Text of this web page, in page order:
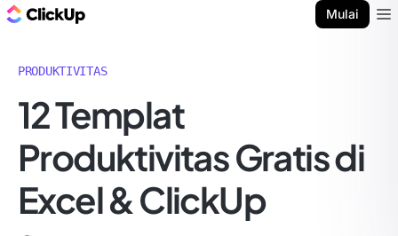
Mulai
PRODUKTIVITAS
12 Templat
Produktivitas Gratis di
Excel & ClickUp